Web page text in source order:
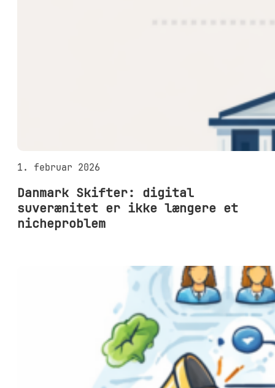
1. februar 2026
Danmark Skifter: digital
suverænitet er ikke længere et
nicheproblem